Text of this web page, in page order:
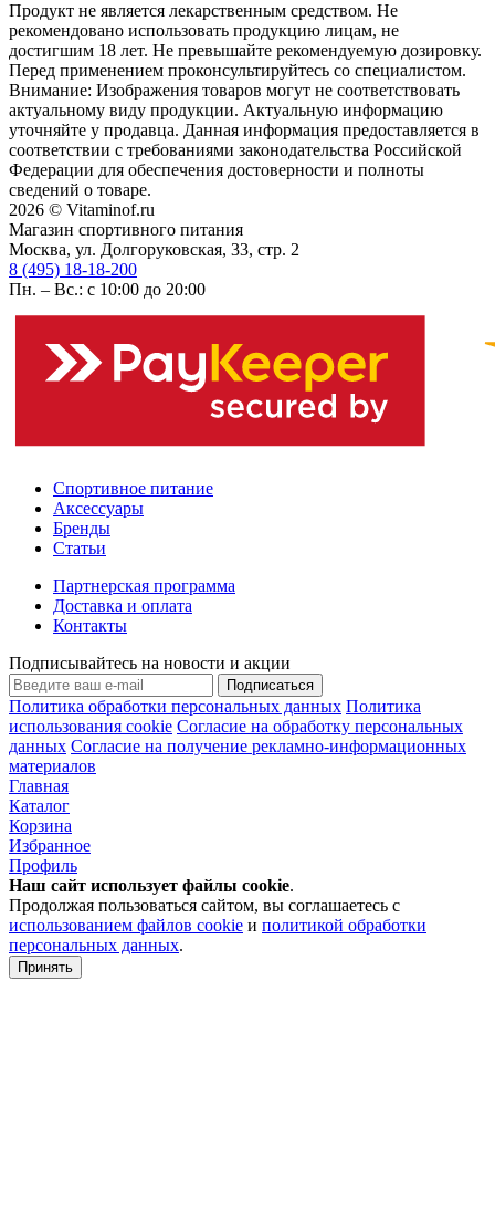
Продукт не является лекарственным средством. Не
рекомендовано использовать продукцию лицам, не
достигшим 18 лет. Не превышайте рекомендуемую дозировку.
Перед применением проконсультируйтесь со специалистом.
Внимание: Изображения товаров могут не соответствовать
актуальному виду продукции. Актуальную информацию
уточняйте у продавца. Данная информация предоставляется в
соответствии с требованиями законодательства Российской
Федерации для обеспечения достоверности и полноты
сведений о товаре.
2026 © Vitaminof.ru
Магазин спортивного питания
Москва, ул. Долгоруковская, 33, стр. 2
8 (495) 18-18-200
Пн. – Вс.: с 10:00 до 20:00
Спортивное питание
Аксессуары
Бренды
Статьи
Партнерская программа
Доставка и оплата
Контакты
Подписывайтесь на новости и акции
Подписаться
Политика обработки персональных данных Политика
использования cookie Согласие на обработку персональных
данных Согласие на получение рекламно-информационных
материалов
Главная
Каталог
Корзина
Избранное
Профиль
Наш сайт использует файлы cookie.
Продолжая пользоваться сайтом, вы соглашаетесь с
использованием файлов cookie и политикой обработки
персональных данных.
Принять